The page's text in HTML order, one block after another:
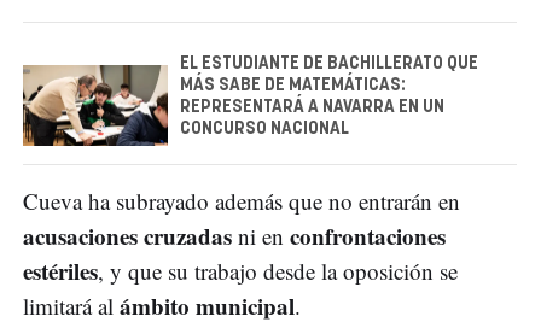
EL ESTUDIANTE DE BACHILLERATO QUE
MÁS SABE DE MATEMÁTICAS:
REPRESENTARÁ A NAVARRA EN UN
CONCURSO NACIONAL
Cueva ha subrayado además que no entrarán en
acusaciones cruzadas ni en confrontaciones
estériles, y que su trabajo desde la oposición se
limitará al ámbito municipal.